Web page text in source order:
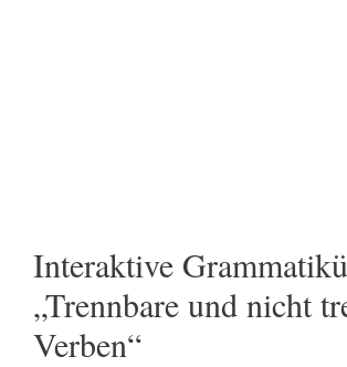
Interaktive
„Trennbare und nicht
Verben“